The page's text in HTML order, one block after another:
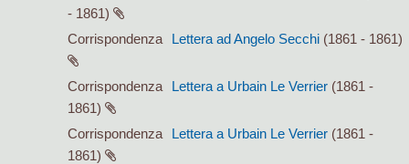
- 1861)
Corrispondenza
Lettera ad Angelo Secchi (1861 - 1861)
Corrispondenza Lettera a Urbain Le Verrier (1861 -
1861)
Corrispondenza
Lettera a Urbain Le Verrier (1861 -
1861)